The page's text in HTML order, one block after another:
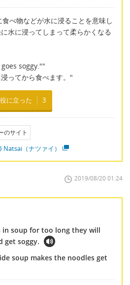
べ物などが水に浸ることを意味し
水に浸ってしまって柔らかくなる
soggy.""
ってから食べます。"
役に立った 3
のサイト
（ナツァイ）
2019/08/20 01:24
in soup for too long they will
get soggy.
soup makes the noodles get